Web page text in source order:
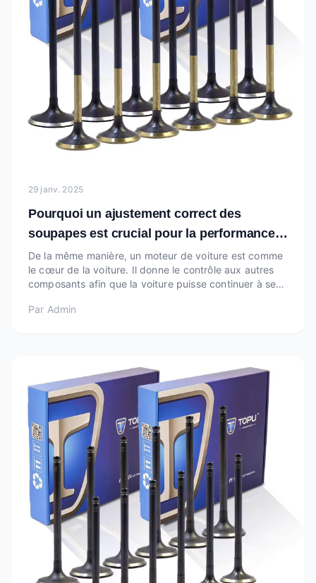
29 janv. 2025
Pourquoi un ajustement correct des
soupapes est crucial pour la performance
du moteur
De la même manière, un moteur de voiture est comme
le cœur de la voiture. Il donne le contrôle aux autres
composants afin que la voiture puisse continuer à se
notre cœur a besoin de soins et d'attention pour battre
Par Admin